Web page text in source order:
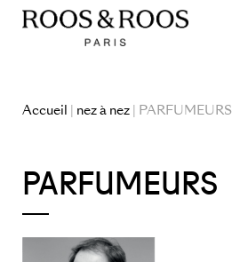
Accueil | nez à nez | PARFUMEURS
PARFUMEURS